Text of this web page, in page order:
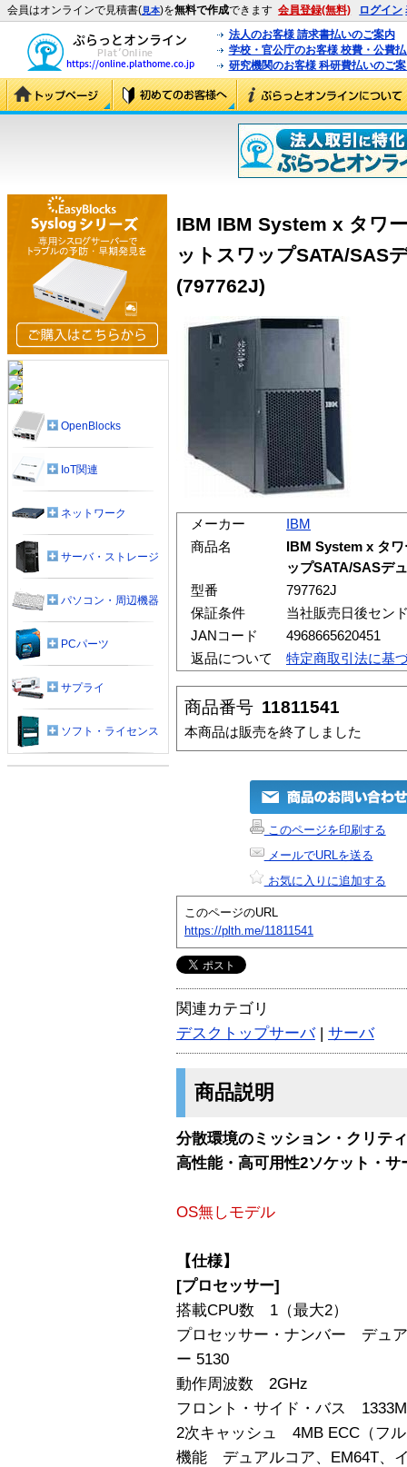
会員はオンラインで見積書(見本)を無料で作成できます 会員登録(無料) ログイン
法人のお客様 請求書払いのご案内
学校・官公庁のお客様 校費・公費
研究機関のお客様 科研費払いのご
IBM IBM System x タワ
ットスワップSATA/SAS
(797762J)
メーカー
IBM
商品名
IBM System x タ
ップSATA/SASデ
型番
797762J
保証条件
当社販売日後セン
JANコード
4968665620451
返品について
特定商取引法に基
商品番号 11811541
本商品は販売を終了しました
このページを印刷する
メールでURLを送る
お気に入りに追加する
このページのURL
https://plth.me/11811541
関連カテゴリ
デスクトップサーバ| サーバ
商品説明
分散環境のミッション・クリテ
高性能・高可用性2ソケット・サ
OS無しモデル
【仕様】
[プロセッサー]
搭載CPU数 1（最大2）
プロセッサー・ナンバー デュ
ー 5130
動作周波数 2GHz
フロント・サイド・バス
2次キャッシュ 4MB ECC（フ
機能 デュアルコア、EM64T、
OpenBlocks
IoT関連
ネットワーク
サーバ・ストレージ
パソコン・周辺機器
PCパーツ
サプライ
ソフト・ライセンス